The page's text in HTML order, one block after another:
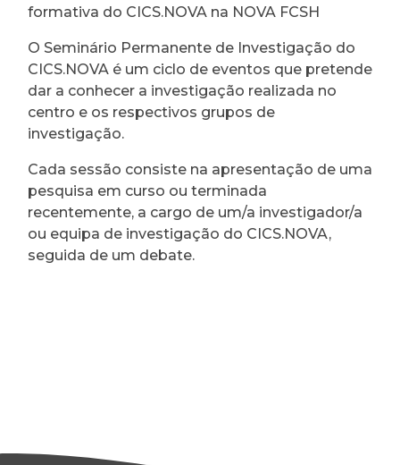
formativa do CICS.NOVA na NOVA FCSH
O Seminário Permanente de Investigação do
CICS.NOVA é um ciclo de eventos que pretende
dar a conhecer a investigação realizada no
centro e os respectivos grupos de
investigação.
Cada sessão consiste na apresentação de uma
pesquisa em curso ou terminada
recentemente, a cargo de um/a investigador/a
ou equipa de investigação do CICS.NOVA,
seguida de um debate.